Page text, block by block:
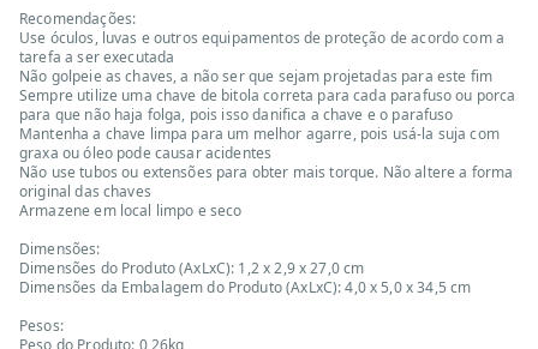
Recomendações:
Use óculos, luvas e outros equipamentos de proteção de acordo com a
tarefa a ser executada
Não golpeie as chaves, a não ser que sejam projetadas para este fim
Sempre utilize uma chave de bitola correta para cada parafuso ou porca
para que não haja folga, pois isso danifica a chave e o parafuso
Mantenha a chave limpa para um melhor agarre, pois usá-la suja com
graxa ou óleo pode causar acidentes
Não use tubos ou extensões para obter mais torque. Não altere a forma
original das chaves
Armazene em local limpo e seco
Dimensões:
Dimensões do Produto (AxLxC): 1,2 x 2,9 x 27,0 cm
Dimensões da Embalagem do Produto (AxLxC): 4,0 x 5,0 x 34,5 cm
Pesos:
Peso do Produto: 0,26kg